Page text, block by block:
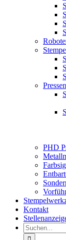
Pressen
PHD
Kontakt
Suche
nach: